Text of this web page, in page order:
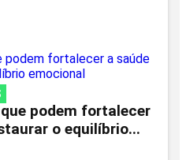
podem fortalecer
o equilíbrio...